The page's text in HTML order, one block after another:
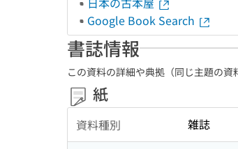
Google Book Search
書誌情報
この資料の詳細や典拠（同じ主題の資
紙
資料種別 雑誌